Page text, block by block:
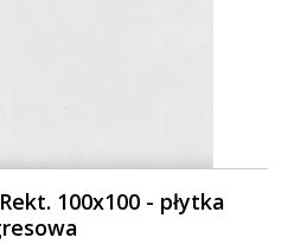
100x100 - płytka